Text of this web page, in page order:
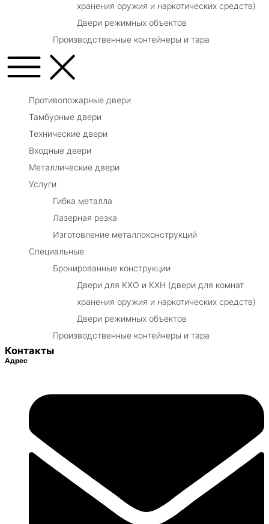
хранения оружия и наркотических средств)
Двери режимных объектов
Производственные контейнеры и тара
Противопожарные двери
Тамбурные двери
Технические двери
Входные двери
Металлические двери
Услуги
Гибка металла
Лазерная резка
Изготовление металлоконструкций
Специальные
Бронированные конструкции
Двери для КХО и КХН (двери для комнат
хранения оружия и наркотических средств)
Двери режимных объектов
Производственные контейнеры и тара
Контакты
Адрес